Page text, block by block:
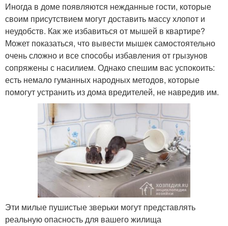
Иногда в доме появляются нежданные гости, которые
своим присутствием могут доставить массу хлопот и
неудобств. Как же избавиться от мышей в квартире?
Может показаться, что вывести мышек самостоятельно
очень сложно и все способы избавления от грызунов
сопряжены с насилием. Однако спешим вас успокоить:
есть немало гуманных народных методов, которые
помогут устранить из дома вредителей, не навредив им.
Эти милые пушистые зверьки могут представлять
реальную опасность для вашего жилища